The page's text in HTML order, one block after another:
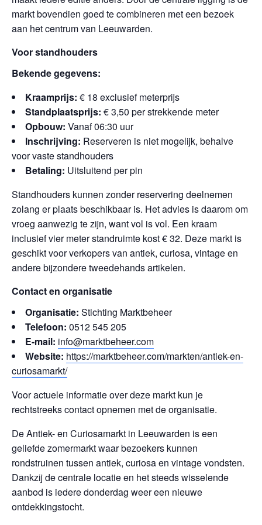
markt bovendien goed te combineren met een bezoek
aan het centrum van Leeuwarden.
Voor standhouders
Bekende gegevens:
Kraamprijs: € 18 exclusief meterprijs
Standplaatsprijs: € 3,50 per strekkende meter
Opbouw: Vanaf 06:30 uur
Inschrijving: Reserveren is niet mogelijk, behalve
voor vaste standhouders
Betaling: Uitsluitend per pin
Standhouders kunnen zonder reservering deelnemen
zolang er plaats beschikbaar is. Het advies is daarom om
vroeg aanwezig te zijn, want vol is vol. Een kraam
inclusief vier meter standruimte kost € 32. Deze markt is
geschikt voor verkopers van antiek, curiosa, vintage en
andere bijzondere tweedehands artikelen.
Contact en organisatie
Organisatie: Stichting Marktbeheer
Telefoon: 0512 545 205
E-mail: info@marktbeheer.com
Website: https://marktbeheer.com/markten/antiek-en-
curiosamarkt/
Voor actuele informatie over deze markt kun je
rechtstreeks contact opnemen met de organisatie.
De Antiek- en Curiosamarkt in Leeuwarden is een
geliefde zomermarkt waar bezoekers kunnen
rondstruinen tussen antiek, curiosa en vintage vondsten.
Dankzij de centrale locatie en het steeds wisselende
aanbod is iedere donderdag weer een nieuwe
ontdekkingstocht.